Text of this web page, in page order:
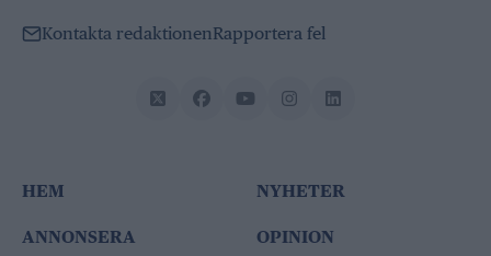
Kontakta redaktionenRapportera fel
HEM
ANNONSERA
NYHETER
OPINION